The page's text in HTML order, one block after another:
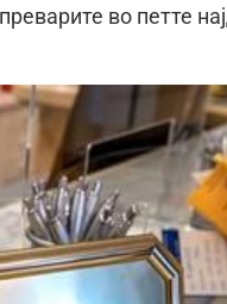
во петте